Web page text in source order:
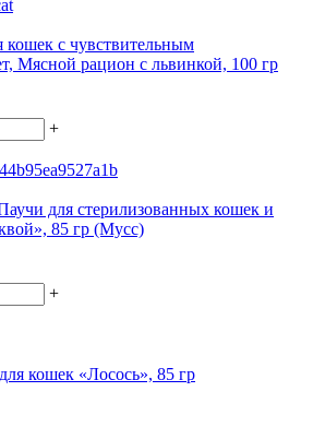
с чувствительным
Мясной рацион с львинкой, 100 гр
+
для стерилизованных кошек и
85 гр (Мусс)
+
кошек «Лосось», 85 гр